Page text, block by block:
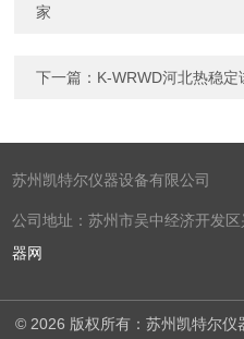
家
下一篇： K-WRWD河北热稳定
苏州凯特尔仪器设备有限公司
公司地址：苏州市吴中经济开发
器网
© 2026 版权所有：苏州凯特尔仪